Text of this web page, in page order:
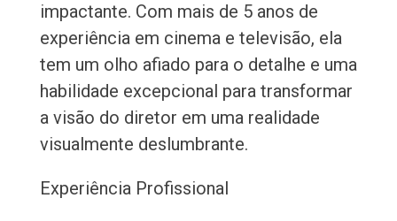
impactante. Com mais de 5 anos de
experiência em cinema e televisão, ela
tem um olho afiado para o detalhe e uma
habilidade excepcional para transformar
a visão do diretor em uma realidade
visualmente deslumbrante.
Experiência Profissional